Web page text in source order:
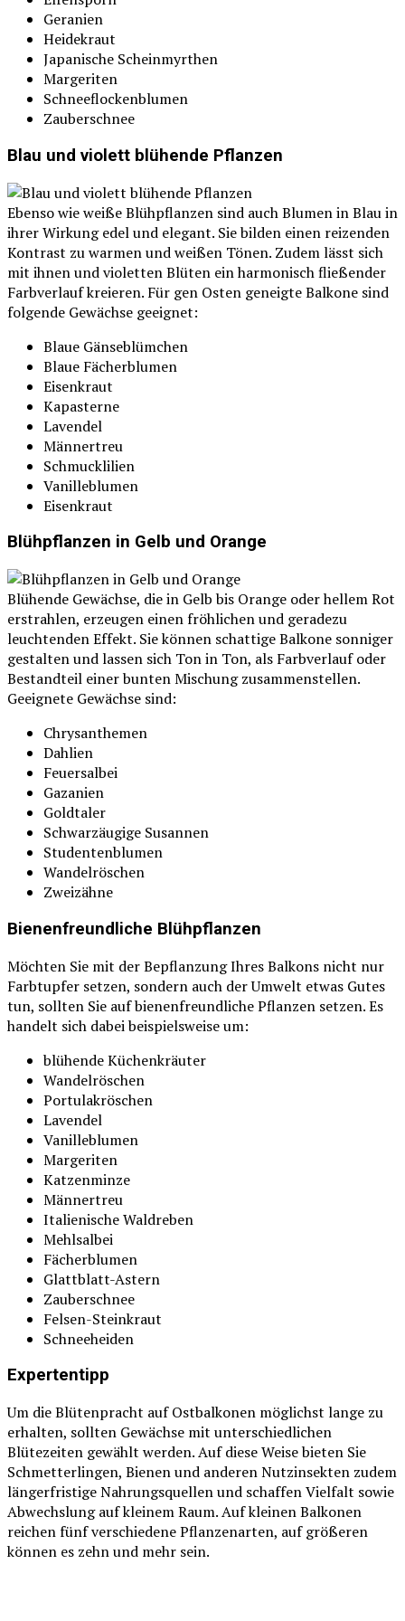
Geranien
Heidekraut
Japanische Scheinmyrthen
Margeriten
Schneeflockenblumen
Zauberschnee
Blau und violett blühende Pflanzen
Ebenso wie weiße Blühpflanzen sind auch Blumen in Blau in
ihrer Wirkung edel und elegant. Sie bilden einen reizenden
Kontrast zu warmen und weißen Tönen. Zudem lässt sich
mit ihnen und violetten Blüten ein harmonisch fließender
Farbverlauf kreieren. Für gen Osten geneigte Balkone sind
folgende Gewächse geeignet:
Blaue Gänseblümchen
Blaue Fächerblumen
Eisenkraut
Kapasterne
Lavendel
Männertreu
Schmucklilien
Vanilleblumen
Eisenkraut
Blühpflanzen in Gelb und Orange
Blühende Gewächse, die in Gelb bis Orange oder hellem Rot
erstrahlen, erzeugen einen fröhlichen und geradezu
leuchtenden Effekt. Sie können schattige Balkone sonniger
gestalten und lassen sich Ton in Ton, als Farbverlauf oder
Bestandteil einer bunten Mischung zusammenstellen.
Geeignete Gewächse sind:
Chrysanthemen
Dahlien
Feuersalbei
Gazanien
Goldtaler
Schwarzäugige Susannen
Studentenblumen
Wandelröschen
Zweizähne
Bienenfreundliche Blühpflanzen
Möchten Sie mit der Bepflanzung Ihres Balkons nicht nur
Farbtupfer setzen, sondern auch der Umwelt etwas Gutes
tun, sollten Sie auf bienenfreundliche Pflanzen setzen. Es
handelt sich dabei beispielsweise um:
blühende Küchenkräuter
Wandelröschen
Portulakröschen
Lavendel
Vanilleblumen
Margeriten
Katzenminze
Männertreu
Italienische Waldreben
Mehlsalbei
Fächerblumen
Glattblatt-Astern
Zauberschnee
Felsen-Steinkraut
Schneeheiden
Expertentipp
Um die Blütenpracht auf Ostbalkonen möglichst lange zu
erhalten, sollten Gewächse mit unterschiedlichen
Blütezeiten gewählt werden. Auf diese Weise bieten Sie
Schmetterlingen, Bienen und anderen Nutzinsekten zudem
längerfristige Nahrungsquellen und schaffen Vielfalt sowie
Abwechslung auf kleinem Raum. Auf kleinen Balkonen
reichen fünf verschiedene Pflanzenarten, auf größeren
können es zehn und mehr sein.